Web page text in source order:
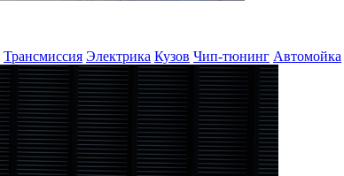
Трансмиссия Электрика Кузов Чип-тюнинг Автомойка